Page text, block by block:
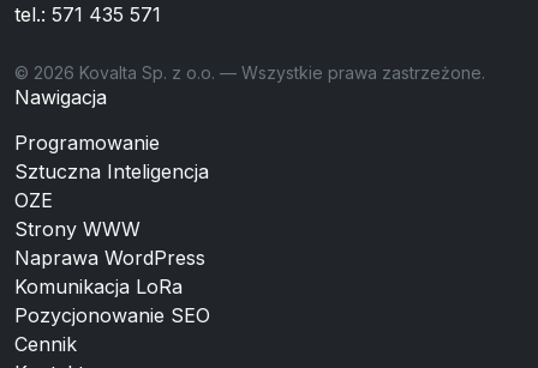
tel.: 571 435 571
© 2026 Kovalta Sp. z o.o. — Wszystkie prawa zastrzeżone.
Nawigacja
Programowanie
Sztuczna Inteligencja
OZE
Strony WWW
Naprawa WordPress
Komunikacja LoRa
Pozycjonowanie SEO
Cennik